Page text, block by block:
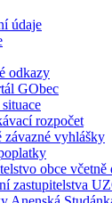
údaje
odkazy
GObec
rozpočet
závazné vyhlášky
obce včetně
zastupitelstva